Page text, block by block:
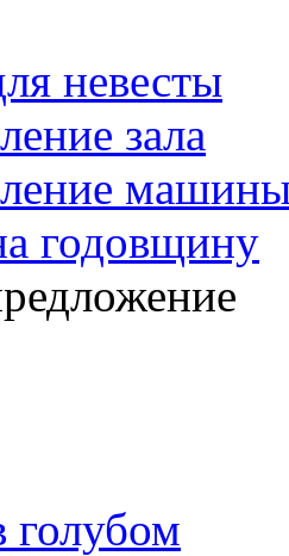
невесты
зала
годовщину
голубом